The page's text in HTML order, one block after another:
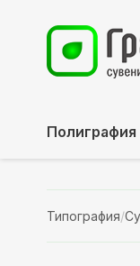
Полиграфия
Типография/